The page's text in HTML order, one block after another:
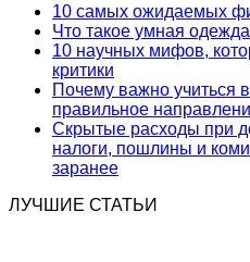
10 самых ожидаемых
Что такое умная
10 научных мифов,
критики
Почему важно учиться
правильное
Скрытые расходы при
налоги, пошлины и
заранее
ЛУЧШИЕ СТАТЬИ